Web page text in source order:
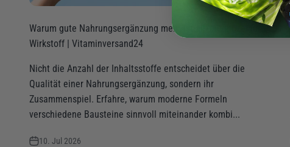
Warum gute Nahrungsergänzung mehr ist als ein einzelner
Wirkstoff | Vitaminversand24
Nicht die Anzahl der Inhaltsstoffe entscheidet über die
Qualität einer Nahrungsergänzung, sondern ihr
Zusammenspiel. Erfahre, warum moderne Formeln
verschiedene Bausteine sinnvoll miteinander kombi...
10. Jul 2026